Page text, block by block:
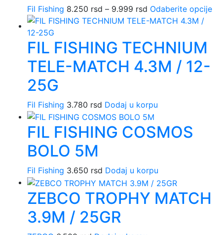
Fil Fishing 8.250 rsd – 9.999 rsd Raspon
cena:
8.250 rsd
do
9.999 rsd
Odaberite opcije
FIL FISHING TECHNIUM
TELE-MATCH 4.3M / 12-
25G
Fil Fishing 3.780 rsd Dodaj u korpu
FIL FISHING COSMOS
BOLO 5M
Fil Fishing 3.650 rsd Dodaj u korpu
ZEBCO TROPHY MATCH
3.9M / 25GR